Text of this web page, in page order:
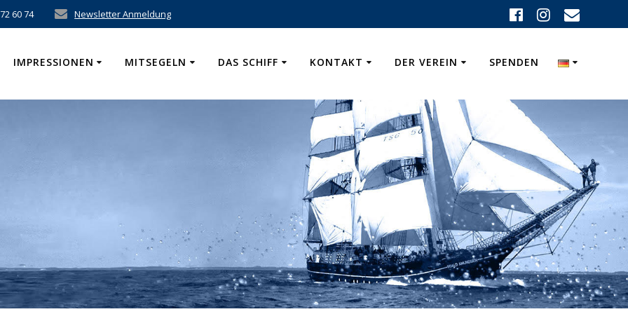
60 74 Newsletter Anmeldung
IMPRESSIONEN MITSEGELN DAS SCHIFF KONTAKT DER VEREIN SPENDEN